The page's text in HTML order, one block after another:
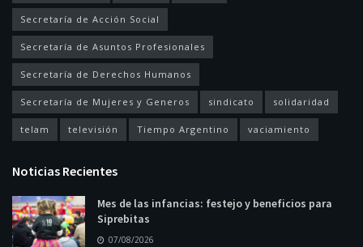
Secretaría de Acción Social
Secretaría de Asuntos Profesionales
Secretaría de Derechos Humanos
Secretaría de Mujeres y Generos sindicato solidaridad
telam televisión Tiempo Argentino vaciamiento
Noticias Recientes
Mes de las infancias: festejo y beneficios para
Siprebitas
07/08/2026